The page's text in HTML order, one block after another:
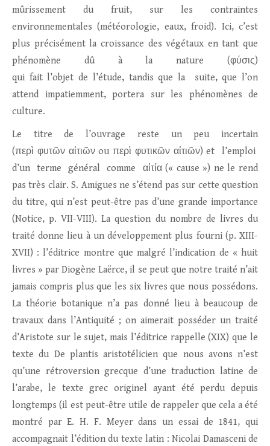
mûrissement du fruit, sur les contraintes
environnementales (météorologie, eaux, froid). Ici, c’est
plus précisément la croissance des végétaux en tant que
phénomène dû à la nature (φύσις)
qui fait l’objet de l’étude, tandis que la suite, que l’on
attend impatiemment, portera sur les phénomènes de
culture.
Le titre de l’ouvrage reste un peu incertain
(περὶ φυτῶν αἰτιῶν ou περὶ φυτικῶν αἰτιῶν) et l’emploi
d’un terme général comme αἰτία (« cause ») ne le rend
pas très clair. S. Amigues ne s’étend pas sur cette question
du titre, qui n’est peut-être pas d’une grande importance
(Notice, p. VII-VIII). La question du nombre de livres du
traité donne lieu à un développement plus fourni (p. XIII-
XVII) : l’éditrice montre que malgré l’indication de « huit
livres » par Diogène Laërce, il se peut que notre traité n’ait
jamais compris plus que les six livres que nous possédons.
La théorie botanique n’a pas donné lieu à beaucoup de
travaux dans l’Antiquité ; on aimerait posséder un traité
d’Aristote sur le sujet, mais l’éditrice rappelle (XIX) que le
texte du De plantis aristotélicien que nous avons n’est
qu’une rétroversion grecque d’une traduction latine de
l’arabe, le texte grec originel ayant été perdu depuis
longtemps (il est peut-être utile de rappeler que cela a été
montré par E. H. F. Meyer dans un essai de 1841, qui
accompagnait l’édition du texte latin : Nicolai Damasceni de